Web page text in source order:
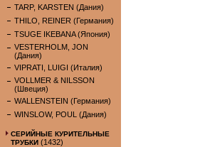
TARP, KARSTEN (Дания)
THILO, REINER (Германия)
TSUGE IKEBANA (Япония)
VESTERHOLM, JON
(Дания)
VIPRATI, LUIGI (Италия)
VOLLMER & NILSSON
(Швеция)
WALLENSTEIN (Германия)
WINSLOW, POUL (Дания)
СЕРИЙНЫЕ КУРИТЕЛЬНЫЕ
ТРУБКИ (1432)